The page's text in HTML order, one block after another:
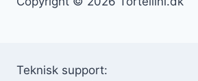
Teknisk support: